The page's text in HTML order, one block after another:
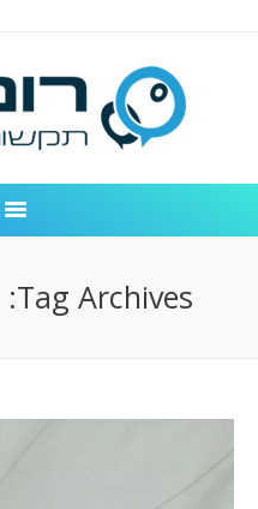
Tag Archives: